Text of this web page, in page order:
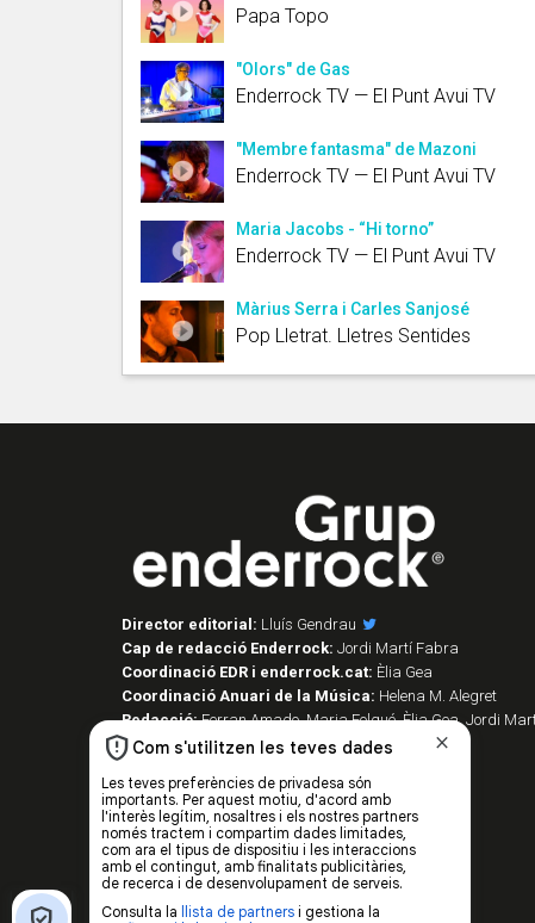
Papa Topo
"Olors" de Gas
Enderrock TV — El Punt Avui TV
"Membre fantasma" de Mazoni
Enderrock TV — El Punt Avui TV
Maria Jacobs - “Hi torno”
Enderrock TV — El Punt Avui TV
Màrius Serra i Carles Sanjosé
Pop Lletrat. Lletres Sentides
Director editorial: Lluís Gendrau
Cap de redacció Enderrock: Jordi Martí Fabra
Coordinació EDR i enderrock.cat: Èlia Gea
Coordinació Anuari de la Música: Helena M. Alegret
Redacció:Ferran Amado, Maria Folqué, Èlia Gea, Jordi
Vilarnau i Sergi Núñez
Caps de fotografia:Juan Miguel Morales
Assessorament lingüístic:Berta Herreros
Subscripcions:Rosa E. Massaguer
Gerència i projectes:Jordi Novell
Publicitat i producció:Rosa E. Massaguer